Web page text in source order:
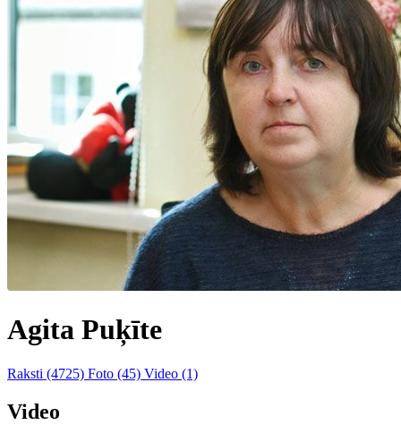
Agita Puķīte
Raksti (4725) Foto (45) Video (1)
Video